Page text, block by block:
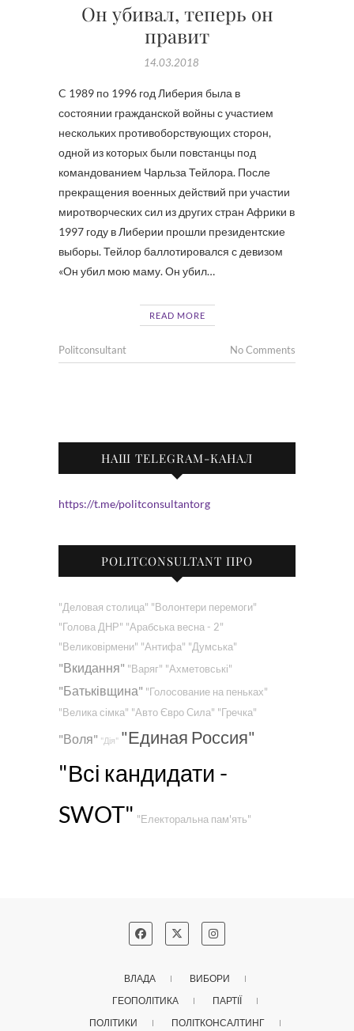
Он убивал, теперь он
правит
14.03.2018
C 1989 по 1996 год Либерия была в
состоянии гражданской войны с участием
нескольких противоборствующих сторон,
одной из которых были повстанцы под
командованием Чарльза Тейлора. После
прекращения военных действий при участии
миротворческих сил из других стран Африки в
1997 году в Либерии прошли президентские
выборы. Тейлор баллотировался с девизом
«Он убил мою маму. Он убил…
READ MORE
Politconsultant No Comments
НАШ TELEGRAM-КАНАЛ
https://t.me/politconsultantorg
POLITCONSULTANT ПРО
"Деловая столица" "Волонтери перемоги"
"Голова ДНР" "Арабська весна - 2"
"Великовірмени" "Антифа" "Думська"
"Вкидання" "Варяг" "Ахметовські"
"Батьківщина" "Голосование на пеньках"
"Велика сімка" "Авто Євро Сила" "Гречка"
"Воля" "Дія" "Единая Россия"
"Всі кандидати -
SWOT" "Електоральна пам'ять"
ВЛАДА
ВИБОРИ
ГЕОПОЛІТИКА
ПАРТІЇ
ПОЛІТИКИ
ПОЛІТКОНСАЛТИНГ